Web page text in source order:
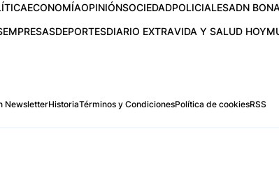
ECONOMÍAOPINIÓNSOCIEDADPOLICIALESADN
EMPRESASDEPORTESDIARIO EXTRAVIDA Y SALUD HOY
NewsletterHistoriaTérminos y CondicionesPolítica de cookiesRSS